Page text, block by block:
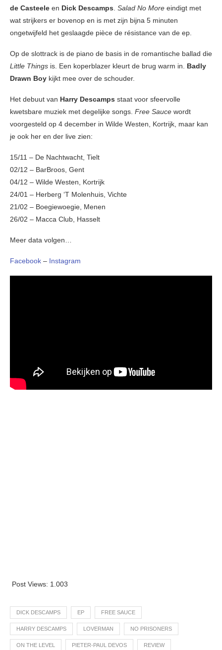
de Casteele en Dick Descamps. Salad No More eindigt met
wat strijkers er bovenop en is met zijn bijna 5 minuten
ongetwijfeld het geslaagde pièce de résistance van de ep.
Op de slottrack is de piano de basis in de romantische ballad die
Little Things is. Een koperblazer kleurt de brug warm in. Badly
Drawn Boy kijkt mee over de schouder.
Het debuut van Harry Descamps staat voor sfeervolle
kwetsbare muziek met degelijke songs. Free Sauce wordt
voorgesteld op 4 december in Wilde Westen, Kortrijk, maar kan
je ook her en der live zien:
15/11 – De Nachtwacht, Tielt
02/12 – BarBroos, Gent
04/12 – Wilde Westen, Kortrijk
24/01 – Herberg ‘T Molenhuis, Vichte
21/02 – Boegiewoegie, Menen
26/02 – Macca Club, Hasselt
Meer data volgen…
Facebook – Instagram
Post Views: 1.003
DICK DESCAMPS EP FREE SAUCE
HARRY DESCAMPS LOVERMAN NO PRISONERS
ON THE LEVEL PIETER-PAUL DEVOS REVIEW